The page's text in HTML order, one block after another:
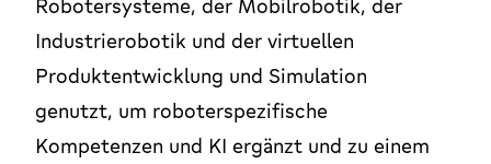
Robotersysteme, der Mobilrobotik, der
Industrierobotik und der virtuellen
Produktentwicklung und Simulation
genutzt, um roboterspezifische
Kompetenzen und KI ergänzt und zu einem